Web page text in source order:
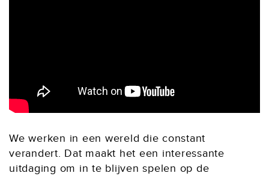
We werken in een wereld die constant
verandert. Dat maakt het een interessante
uitdaging om in te blijven spelen op de